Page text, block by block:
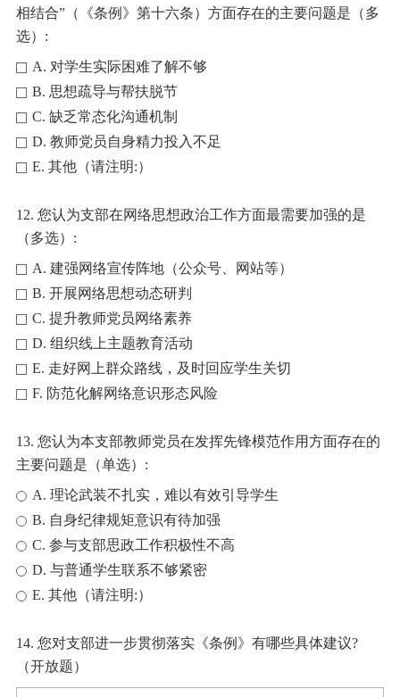
相结合”（《条例》第十六条）方面存在的主要问题是（多
选）:
A. 对学生实际困难了解不够
B. 思想疏导与帮扶脱节
C. 缺乏常态化沟通机制
D. 教师党员自身精力投入不足
E. 其他（请注明:）
12. 您认为支部在网络思想政治工作方面最需要加强的是
（多选）:
A. 建强网络宣传阵地（公众号、网站等）
B. 开展网络思想动态研判
C. 提升教师党员网络素养
D. 组织线上主题教育活动
E. 走好网上群众路线，及时回应学生关切
F. 防范化解网络意识形态风险
13. 您认为本支部教师党员在发挥先锋模范作用方面存在的
主要问题是（单选）:
A. 理论武装不扎实，难以有效引导学生
B. 自身纪律规矩意识有待加强
C. 参与支部思政工作积极性不高
D. 与普通学生联系不够紧密
E. 其他（请注明:）
14. 您对支部进一步贯彻落实《条例》有哪些具体建议?
（开放题）